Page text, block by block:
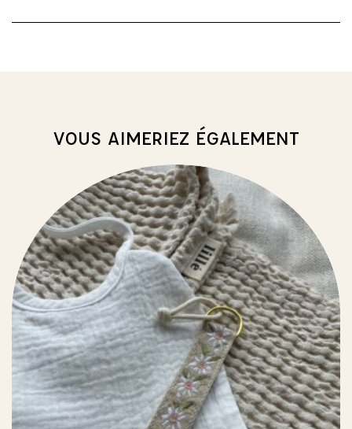
VOUS AIMERIEZ ÉGALEMENT